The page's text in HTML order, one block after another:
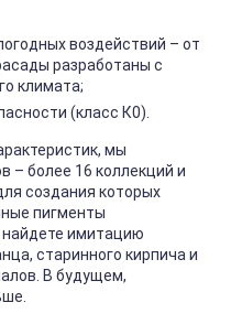
воздействий – от
разработаны с
климата;
(класс К0).
мы
– более 16 коллекций и
создания которых
пигменты
найдете имитацию
старинного кирпича и
В будущем,